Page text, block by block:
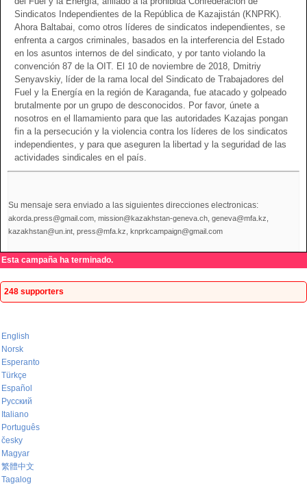
Sindicatos Independientes de la República de Kazajistán (KNPRK).
Ahora Baltabai, como otros líderes de sindicatos independientes, se
enfrenta a cargos criminales, basados en la interferencia del Estado
en los asuntos internos de del sindicato, y por tanto violando la
convención 87 de la OIT. El 10 de noviembre de 2018, Dmitriy
Senyavskiy, líder de la rama local del Sindicato de Trabajadores del
Fuel y la Energía en la región de Karaganda, fue atacado y golpeado
brutalmente por un grupo de desconocidos. Por favor, únete a
nosotros en el llamamiento para que las autoridades Kazajas pongan
fin a la persecución y la violencia contra los líderes de los sindicatos
independientes, y para que aseguren la libertad y la seguridad de las
actividades sindicales en el país.
Su mensaje sera enviado a las siguientes direcciones electronicas:
akorda.press@gmail.com, mission@kazakhstan-geneva.ch, geneva@mfa.kz,
kazakhstan@un.int, press@mfa.kz, knprkcampaign@gmail.com
Esta campaña ha terminado.
248 supporters
English
Norsk
Esperanto
Türkçe
Español
Русский
Italiano
Português
česky
Magyar
繁體中文
Tagalog